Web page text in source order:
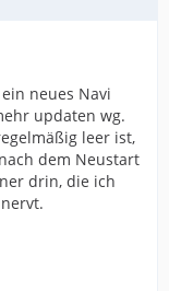
neues Navi
updaten wg.
leer ist,
dem Neustart
drin, die ich